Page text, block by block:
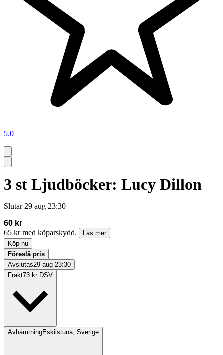
5.0
3 st Ljudböcker: Lucy Dillon
Slutar 29 aug 23:30
60 kr
65 kr med köparskydd.
Läs mer
Köp nu
Föreslå pris
Avslutas29 aug 23:30
Frakt73 kr DSV
AvhämtningEskilstuna, Sverige